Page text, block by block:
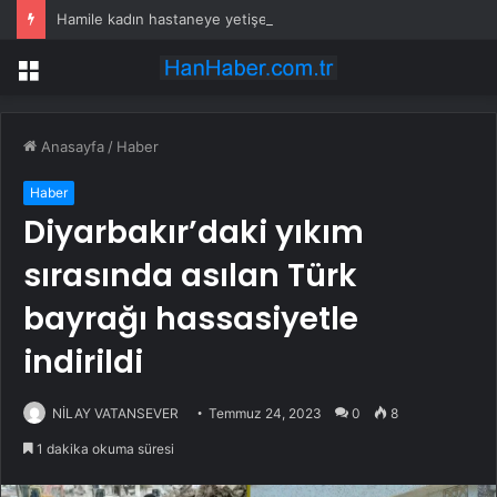
Menü
Anasayfa / Haber
Haber
Diyarbakır’daki yıkım
sırasında asılan Türk
bayrağı hassasiyetle
indirildi
NİLAY VATANSEVER Temmuz 24, 2023 0 8
1 dakika okuma süresi